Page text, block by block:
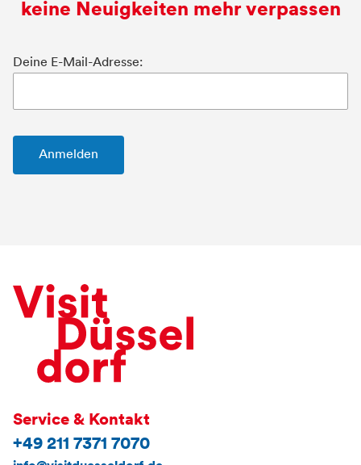
keine Neuigkeiten mehr verpassen
Deine E-Mail-Adresse:
Service & Kontakt
+49 211 7371 7070